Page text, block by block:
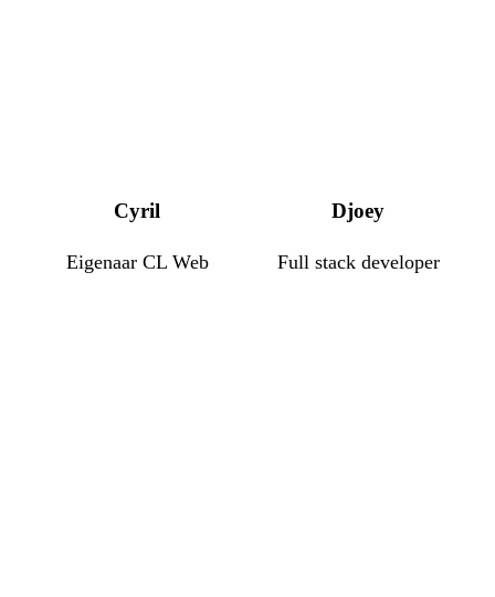
Cyril
Eigenaar CL Web
Djoey
Full stack developer